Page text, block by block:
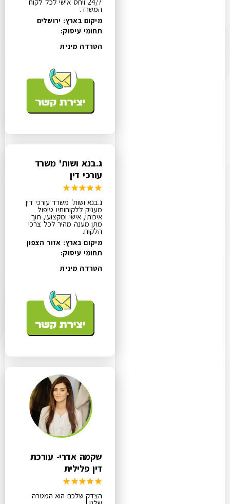
המשרד.
מיקום בארץ: ירושלים
תחומי עיסוק:
הטרדה מינית
ג.בנא ושות' משרד
עורכי דין
ג.בנא ושות' משרד עורכי דין
מעניק ללקוחותיו טיפול
איכותי, אישי ומקצועי, תוך
מתן מענה מהיר לכל צרכי
הלקוח.
מיקום בארץ: אזור הצפון
תחומי עיסוק:
הטרדה מינית
שקמה אדרי- עורכת
דין פלילית
הצדק שלכם הוא המטרה